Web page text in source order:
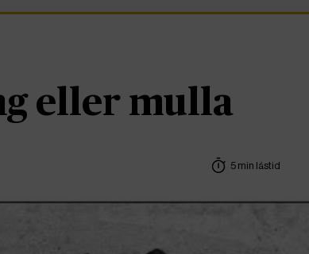
eller mulla
5 min lästid